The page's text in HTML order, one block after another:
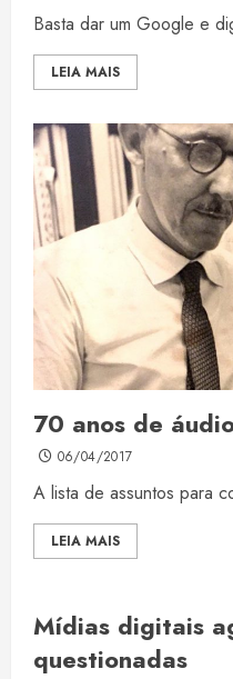
Basta dar um Google e
LEIA MAIS
70 anos de
06/04/2017
A lista de assuntos para
LEIA MAIS
Mídias digitais
questionadas